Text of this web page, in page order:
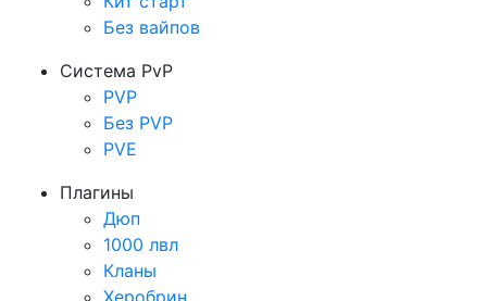
Без вайпов
Система PvP
PVP
Без PVP
PVE
Плагины
Дюп
1000 лвл
Кланы
Херобрин